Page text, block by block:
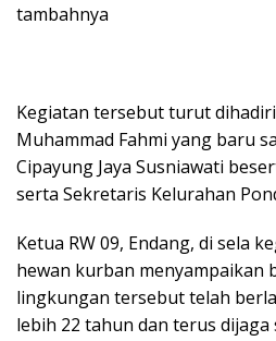
tambahnya
Kegiatan tersebut turut
Muhammad Fahmi yang baru
Cipayung Jaya Susniawati
serta Sekretaris Kelurahan
Ketua RW 09, Endang, di sela
hewan kurban menyampaikan
lingkungan tersebut telah
lebih 22 tahun dan terus